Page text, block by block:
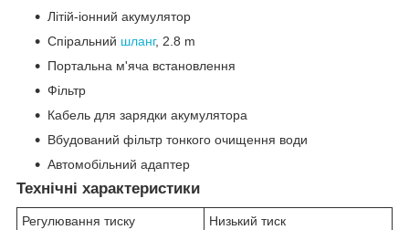
Літій-іонний акумулятор
Спіральний шланг, 2.8 m
Портальна м'яча встановлення
Фільтр
Кабель для зарядки акумулятора
Вбудований фільтр тонкого очищення води
Автомобільний адаптер
Технічні характеристики
Регулювання тиску
Низький тиск